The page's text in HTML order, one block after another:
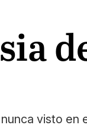
visto en